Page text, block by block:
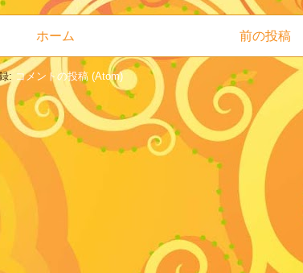
前の投稿
ホーム
: コメントの投稿 (Atom)